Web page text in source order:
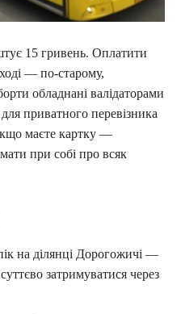
15 гривень. Оплатити
— по-старому,
обладнані валідаторами
приватного перевізника
маєте картку —
при собі про всяк
на ділянці Дорогожичі —
затримуватися через